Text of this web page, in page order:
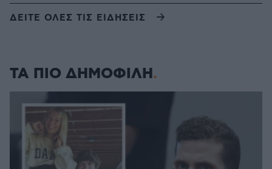
ΔΕΙΤΕ ΟΛΕΣ ΤΙΣ ΕΙΔΗΣΕΙΣ
ΤΑ ΠΙΟ ΔΗΜΟΦΙΛΗ